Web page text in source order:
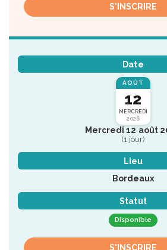
S'INSCRIRE
Date
AOÛT
12
MERCREDI
2026
Mercredi 12 août
(1 jour)
Lieu
Bordeaux
Statut
Disponible
S'INSCRIRE